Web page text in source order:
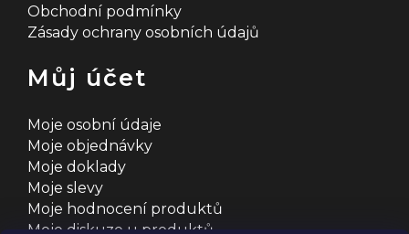
Obchodní podmínky
Zásady ochrany osobních údajů
Můj účet
Moje osobní údaje
Moje objednávky
Moje doklady
Moje slevy
Moje hodnocení produktů
Moje diskuze u produktů